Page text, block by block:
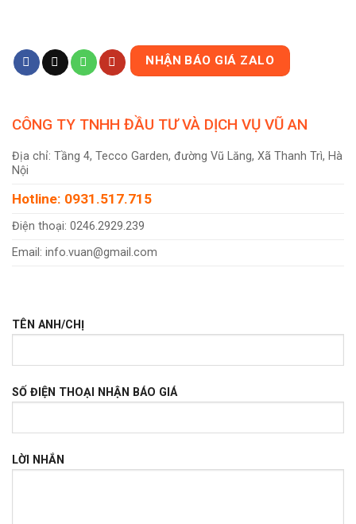
NHẬN BÁO GIÁ ZALO
CÔNG TY TNHH ĐẦU TƯ VÀ DỊCH VỤ VŨ AN
Địa chỉ: Tầng 4, Tecco Garden, đường Vũ Lăng, Xã Thanh Trì, Hà
Nội
Hotline: 0931.517.715
Điện thoại: 0246.2929.239
Email: info.vuan@gmail.com
TÊN ANH/CHỊ
SỐ ĐIỆN THOẠI NHẬN BÁO GIÁ
LỜI NHẮN